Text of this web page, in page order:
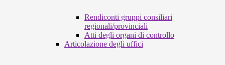
Rendiconti gruppi consiliari
regionali/provinciali
Atti degli organi di controllo
Articolazione degli uffici